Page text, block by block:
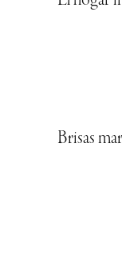
Brisas